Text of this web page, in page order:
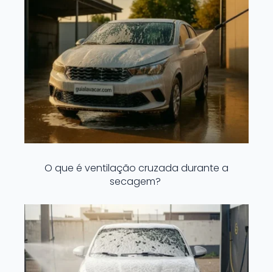
O que é ventilação cruzada durante a
secagem?